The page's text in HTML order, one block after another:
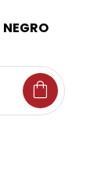
shopping_bag